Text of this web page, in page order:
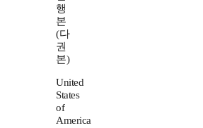
행
본
(다
권
본)
United
States
of
America